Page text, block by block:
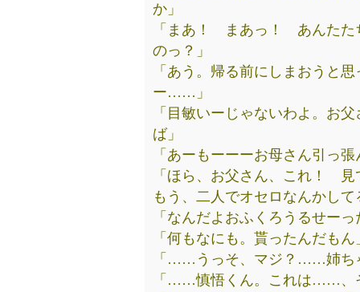
か」
「まあ！ まあっ！ あんた
のっ？」
「あう。帰る前にしまおうと
ー……」
「目敏いーじゃないわよ。お
ば」
「あーもーーーお母さん引っ
「ほら、お父さん、これ！
もう、二人でオセロなんかし
「なんだよおふくろうるせ
「何もなにも。貰ったんだもん
「……うっそ、マジ？……姉ち
「……慎悟くん。これは……、